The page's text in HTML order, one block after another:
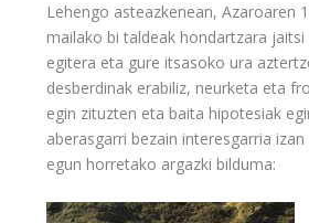
Lehengo asteazkenean, Azaroaren
mailako bi taldeak hondartzara jaitsi
egitera eta gure itsasoko ura
desberdinak erabiliz, neurketa eta
egin zituzten eta baita hipotesiak
aberasgarri bezain interesgarria
egun horretako argazki bilduma: